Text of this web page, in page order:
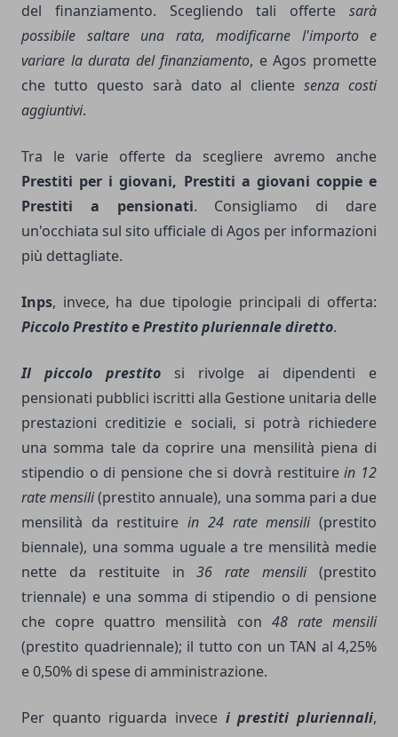
del finanziamento. Scegliendo tali offerte sarà
possibile saltare una rata, modificarne l'importo e
variare la durata del finanziamento, e Agos promette
che tutto questo sarà dato al clientesenza costi
aggiuntivi.
Tra le varie offerte da scegliere avremo anche
Prestiti per i giovani, Prestiti a giovani coppie e
Prestiti a pensionati. Consigliamo di dare
un'occhiata sul sito ufficiale di Agos per informazioni
più dettagliate.
Inps, invece, ha due tipologie principali di offerta:
Piccolo PrestitoePrestito pluriennale diretto.
Il piccolo prestito
si rivolge ai dipendenti e
pensionati pubblici iscritti alla Gestione unitaria delle
prestazioni creditizie e sociali, si potrà richiedere
una somma tale da coprire una mensilità piena di
stipendio o di pensione che si dovrà restituirein 12
rate mensili(prestito annuale), una somma pari a due
mensilità da restituirein 24 rate mensili(prestito
biennale), una somma uguale a tre mensilità medie
nette da restituite in36 rate mensili(prestito
triennale) e una somma di stipendio o di pensione
che copre quattro mensilità con 48 rate mensili
(prestito quadriennale); il tutto con un TAN al 4,25%
e 0,50% di spese di amministrazione.
Per quanto riguarda invece i prestiti pluriennali,